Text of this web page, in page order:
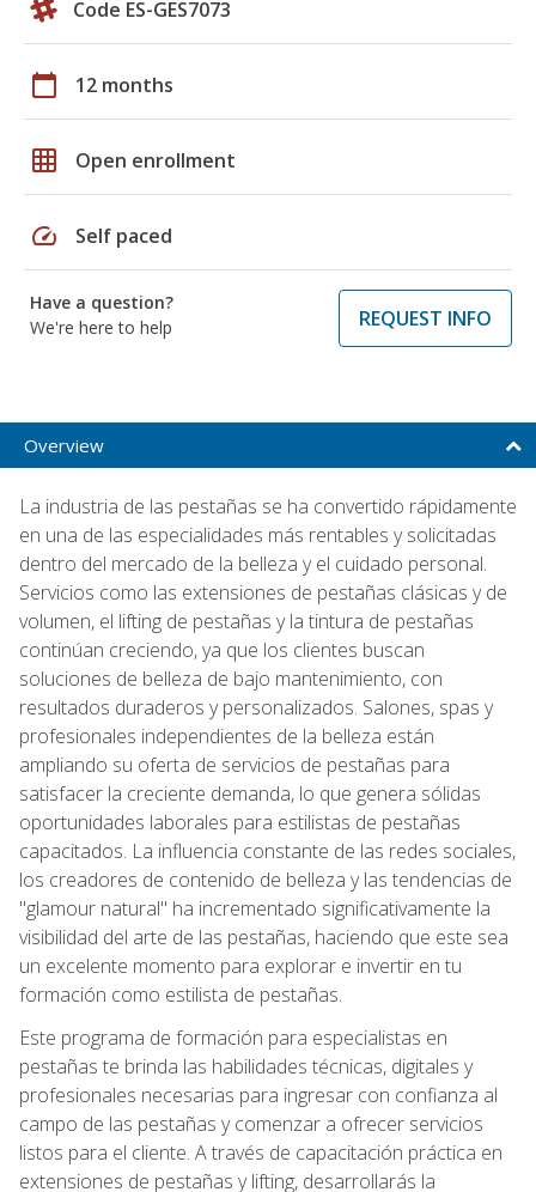
Code ES-GES7073
calendar_today 12 months
grid_on Open enrollment
speed Self paced
Have a question?
We're here to help
REQUEST INFO
Overview
La industria de las pestañas se ha convertido rápidamente
en una de las especialidades más rentables y solicitadas
dentro del mercado de la belleza y el cuidado personal.
Servicios como las extensiones de pestañas clásicas y de
volumen, el lifting de pestañas y la tintura de pestañas
continúan creciendo, ya que los clientes buscan
soluciones de belleza de bajo mantenimiento, con
resultados duraderos y personalizados. Salones, spas y
profesionales independientes de la belleza están
ampliando su oferta de servicios de pestañas para
satisfacer la creciente demanda, lo que genera sólidas
oportunidades laborales para estilistas de pestañas
capacitados. La influencia constante de las redes sociales,
los creadores de contenido de belleza y las tendencias de
"glamour natural" ha incrementado significativamente la
visibilidad del arte de las pestañas, haciendo que este sea
un excelente momento para explorar e invertir en tu
formación como estilista de pestañas.
Este programa de formación para especialistas en
pestañas te brinda las habilidades técnicas, digitales y
profesionales necesarias para ingresar con confianza al
campo de las pestañas y comenzar a ofrecer servicios
listos para el cliente. A través de capacitación práctica en
extensiones de pestañas y lifting, desarrollarás la